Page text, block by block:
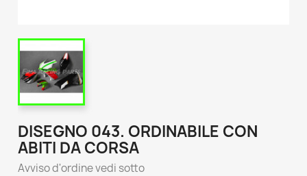
DISEGNO 043. ORDINABILE CON
ABITI DA CORSA
Avviso d'ordine vedi sotto